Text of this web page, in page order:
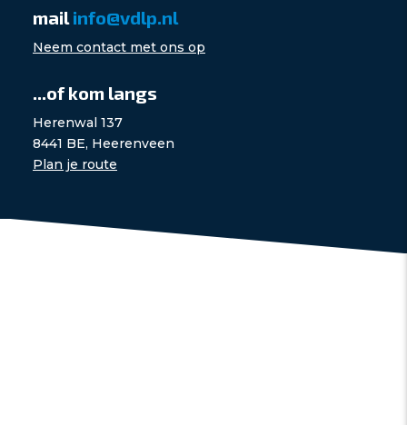
mailinfo@vdlp.nl
Neem contact met ons op
...of kom langs
Herenwal 137
8441 BE, Heerenveen
Plan je route